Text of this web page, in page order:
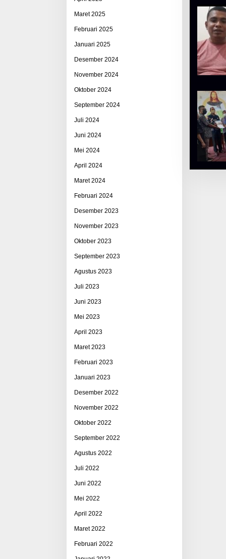
Maret 2025
Februari 2025
Januari 2025
Desember 2024
November 2024
Oktober 2024
September 2024
Juli 2024
Juni 2024
Mei 2024
April 2024
Maret 2024
Februari 2024
Desember 2023
November 2023
Oktober 2023
September 2023
Agustus 2023
Juli 2023
Juni 2023
Mei 2023
April 2023
Maret 2023
Februari 2023
Januari 2023
Desember 2022
November 2022
Oktober 2022
September 2022
Agustus 2022
Juli 2022
Juni 2022
Mei 2022
April 2022
Maret 2022
Februari 2022